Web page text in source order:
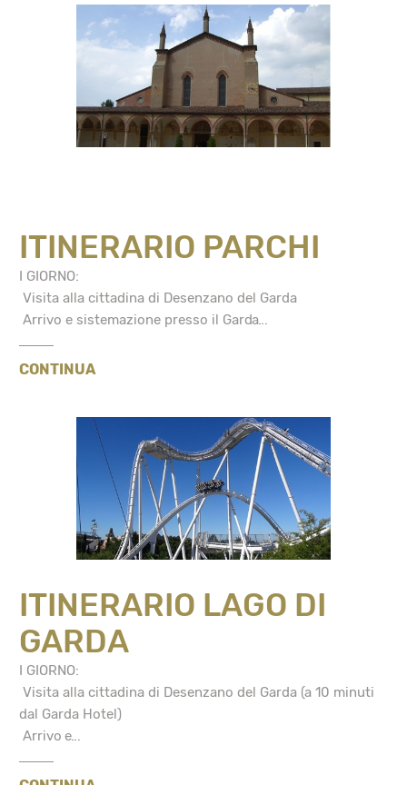
ITINERARIO PARCHI
I GIORNO:
Visita alla cittadina di Desenzano del Garda
Arrivo e sistemazione presso il Garda...
CONTINUA
ITINERARIO LAGO DI
GARDA
I GIORNO:
Visita alla cittadina di Desenzano del Garda (a 10 minuti
dal Garda Hotel)
Arrivo e...